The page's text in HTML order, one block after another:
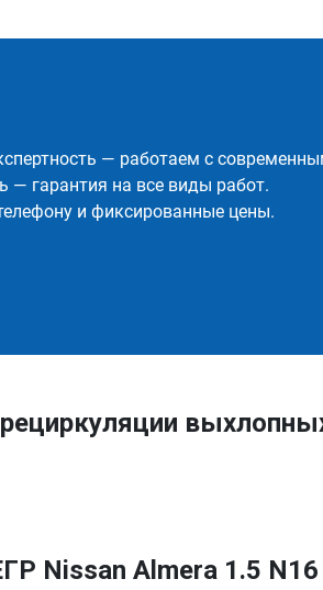
— работаем с
— гарантия на все виды работ.
и фиксированные цены.
Nissan Almera 1.5 N16